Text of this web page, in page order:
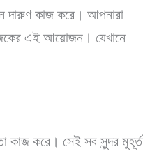
দারুণ কাজ করে। আপনারা
এই আয়োজন। যেখানে
কাজ করে। সেই সব সুন্দর মুহূর্ত